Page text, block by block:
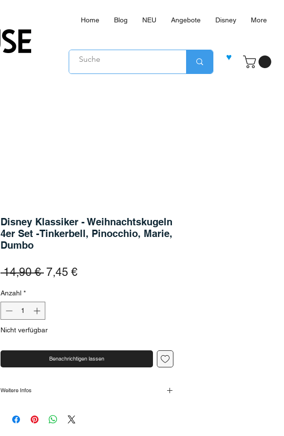
Home Blog NEU Angebote Disney More
♥
Disney Klassiker - Weihnachtskugeln
4er Set -Tinkerbell, Pinocchio, Marie,
Dumbo
14,90 € Standardpreis
7,45 €Sale-Preis
Anzahl *
Nicht verfügbar
Benachrichtigen lassen
Weitere Infos